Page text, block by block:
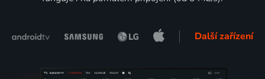
Další zařízení